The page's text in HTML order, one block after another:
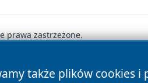
także plików cookies
prawa zastrzeżone.
Polityka Cookies